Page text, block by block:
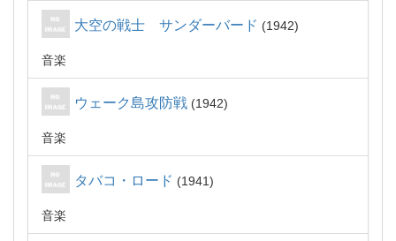
大空の戦士 サンダーバード 1942
音楽
ウェーク島攻防戦 1942
音楽
タバコ・ロード 1941
音楽